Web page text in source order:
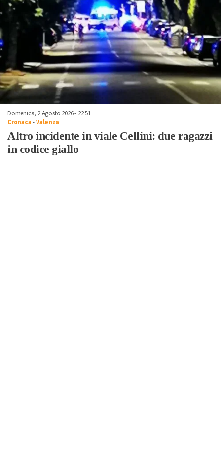
Domenica, 2 Agosto 2026 - 22:51
Cronaca-Valenza
Altro incidente in viale Cellini: due ragazzi
in codice giallo